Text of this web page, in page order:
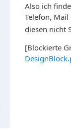
Also ich
Telefon, Mail
diesen nicht
[Blockierte